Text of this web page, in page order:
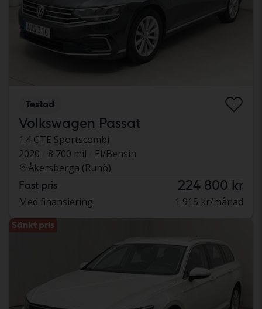
Testad
Volkswagen Passat
1.4 GTE Sportscombi
2020
8 700 mil
El/Bensin
Åkersberga (Runö)
Fast pris 224 800 kr
Med finansiering 1 915 kr/månad
Sänkt pris